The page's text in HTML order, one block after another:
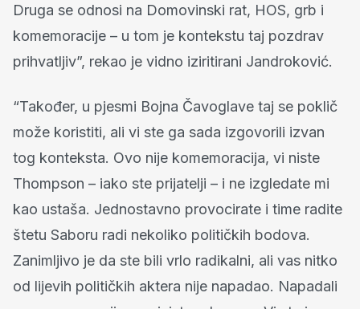
Druga se odnosi na Domovinski rat, HOS, grb i
komemoracije – u tom je kontekstu taj pozdrav
prihvatljiv”, rekao je vidno iziritirani Jandroković.
“Također, u pjesmi Bojna Čavoglave taj se poklič
može koristiti, ali vi ste ga sada izgovorili izvan
tog konteksta. Ovo nije komemoracija, vi niste
Thompson – iako ste prijatelji – i ne izgledate mi
kao ustaša. Jednostavno provocirate i time radite
štetu Saboru radi nekoliko političkih bodova.
Zanimljivo je da ste bili vrlo radikalni, ali vas nitko
od lijevih političkih aktera nije napadao. Napadali